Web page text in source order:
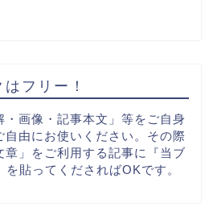
フリー！
・画像・記事本文」等をご自身
自由にお使いください。その際
章」をご利用する記事に『当ブ
貼ってくださればOKです。